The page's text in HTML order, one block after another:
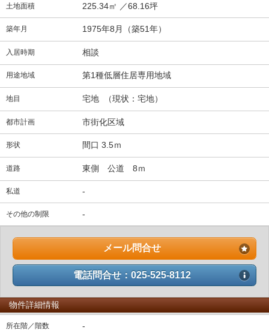
土地面積 225.34㎡ ／68.16坪
築年月 1975年8月（築51年）
入居時期 相談
用途地域 第1種低層住居専用地域
地目 宅地 （現状：宅地）
都市計画 市街化区域
形状 間口 3.5ｍ
道路 東側 公道 8ｍ
私道 -
その他の制限 -
メール問合せ
電話問合せ：025-525-8112
物件詳細情報
所在階／階数 -